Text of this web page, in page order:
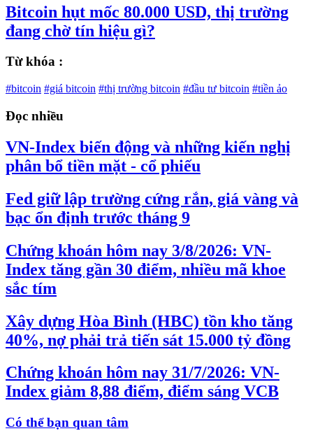
Bitcoin hụt mốc 80.000 USD, thị trường
đang chờ tín hiệu gì?
Từ khóa :
#bitcoin #giá bitcoin #thị trường bitcoin #đầu tư bitcoin #tiền ảo
Đọc nhiều
VN-Index biến động và những kiến nghị
phân bổ tiền mặt - cổ phiếu
Fed giữ lập trường cứng rắn, giá vàng và
bạc ổn định trước tháng 9
Chứng khoán hôm nay 3/8/2026: VN-
Index tăng gần 30 điểm, nhiều mã khoe
sắc tím
Xây dựng Hòa Bình (HBC) tồn kho tăng
40%, nợ phải trả tiến sát 15.000 tỷ đồng
Chứng khoán hôm nay 31/7/2026: VN-
Index giảm 8,88 điểm, điểm sáng VCB
Có thể bạn quan tâm